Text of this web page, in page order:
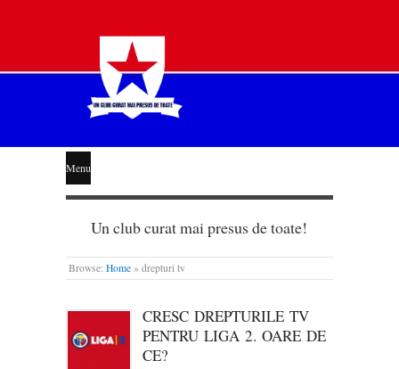
STEAUA
LIBERĂ
Menu
Un club curat mai presus de toate!
Browse: Home » drepturi tv
CRESC DREPTURILE TV
PENTRU LIGA 2. OARE DE
CE?